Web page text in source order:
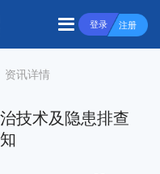
登录 注册
资讯详情
技术及隐患排查